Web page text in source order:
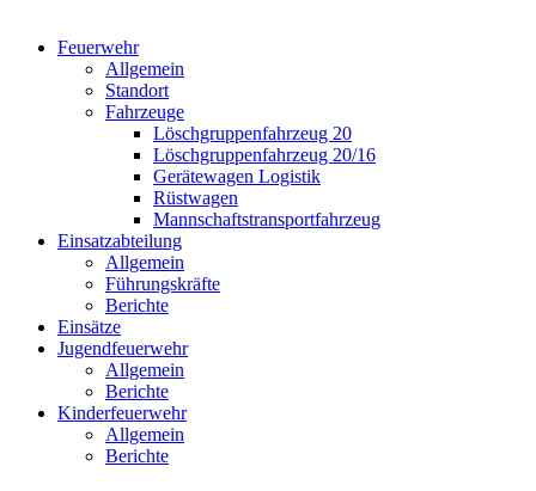
Feuerwehr
Allgemein
Standort
Fahrzeuge
Löschgruppen­fahrzeug 20
Lösch­gruppen­fahrzeug 20/16
Geräte­wagen Logistik
Rüst­wagen
Mannschafts­transportfahrzeug
Einsatz­abteilung
Allgemein
Führungs­kräfte
Berichte
Einsätze
Jugend­feuerwehr
Allgemein
Berichte
Kinder­feuerwehr
Allgemein
Berichte